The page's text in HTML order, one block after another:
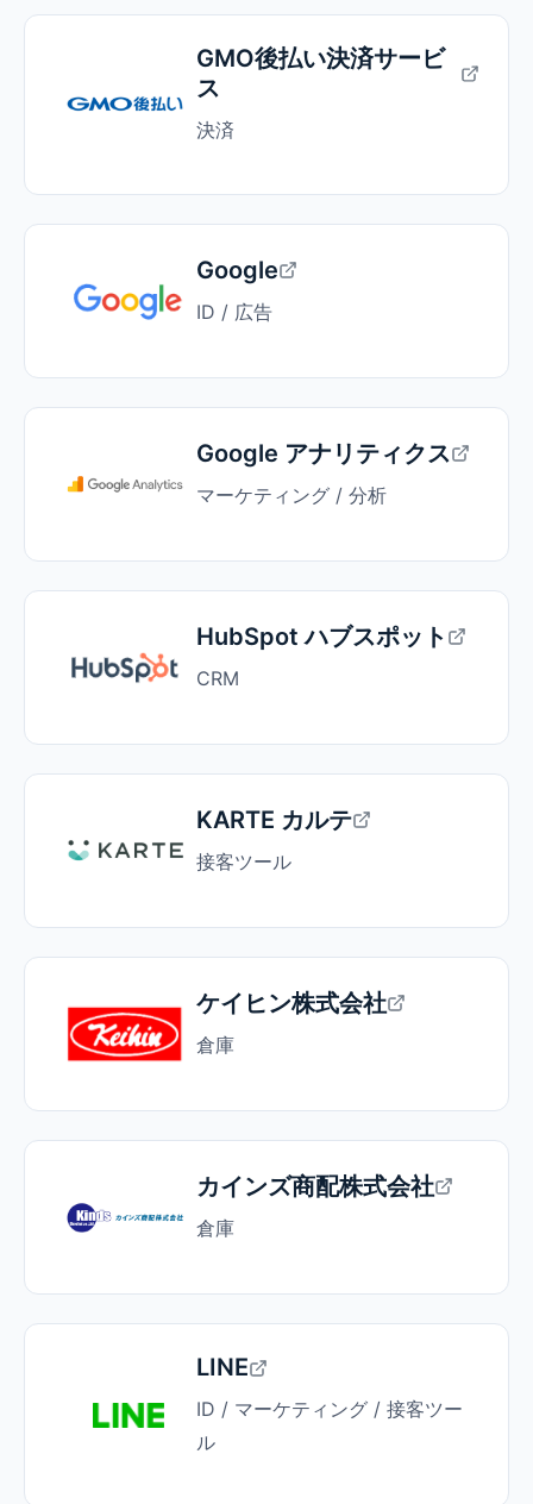
GMO後払い決済サービ
ス
決済
Google
ID / 広告
Google アナリティクス
マーケティング / 分析
HubSpot ハブスポット
CRM
KARTE カルテ
接客ツール
ケイヒン株式会社
倉庫
カインズ商配株式会社
倉庫
LINE
ID / マーケティング / 接客ツー
ル